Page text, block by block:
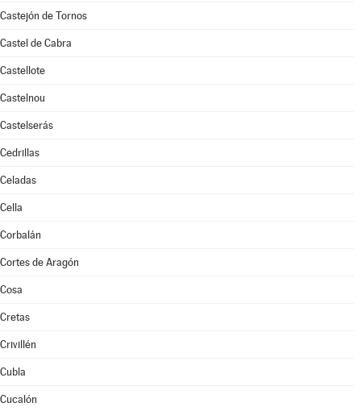
Castejón de Tornos
Castel de Cabra
Castellote
Castelnou
Castelserás
Cedrillas
Celadas
Cella
Corbalán
Cortes de Aragón
Cosa
Cretas
Crivillén
Cubla
Cucalón